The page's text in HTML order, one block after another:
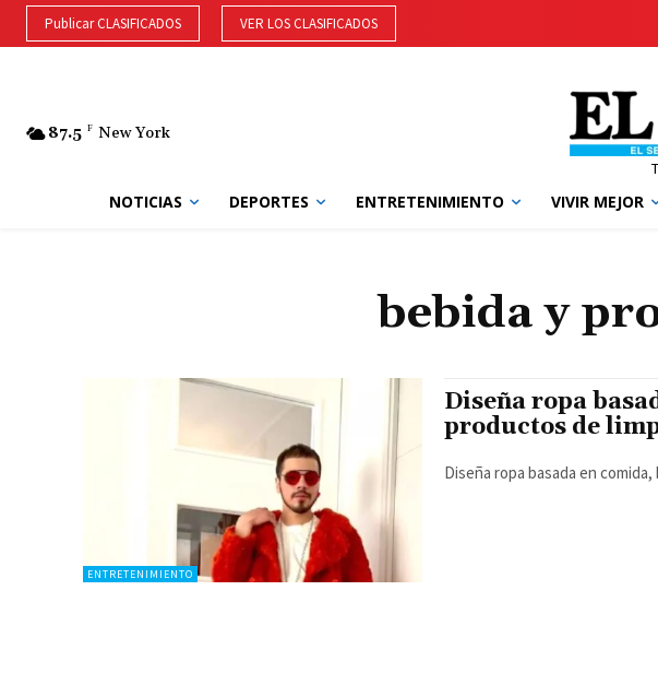
Publicar CLASIFICADOS VER LOS CLASIFICADOS
87.5 F New York
NOTICIAS DEPORTES ENTRETENIMIENTO VIVIR MEJOR
bebida y
ENTRETENIMIENTO
Diseña ropa
productos de
Diseña ropa basada en